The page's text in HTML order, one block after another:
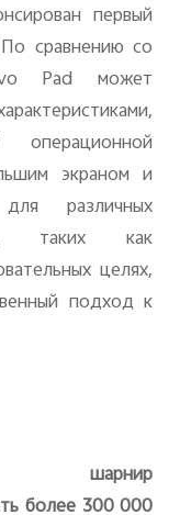
первый
сравнению со
Pad может
операционной
экраном и
различных
таких как
целях,
подход к
более 300 000